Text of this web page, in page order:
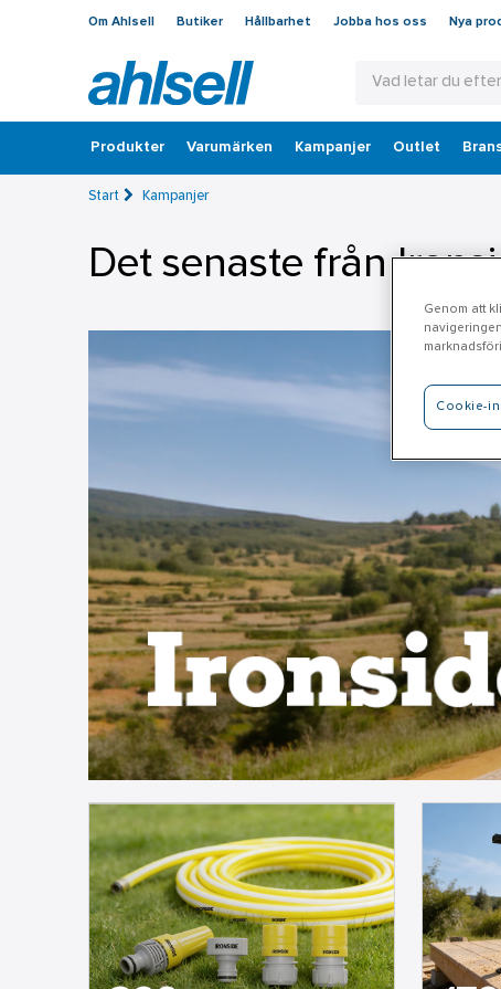
Om Ahlsell Butiker Hållbarhet Jobba hos oss Nya
Produkter Varumärken Kampanjer Outlet
Start Kampanjer
Det senaste från
Genom att
Cookie-